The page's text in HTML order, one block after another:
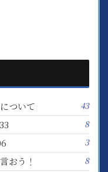
ついて 43
8
3
おう！ 8